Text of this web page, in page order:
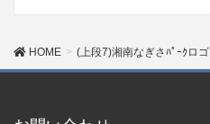
HOME (上段7)湘南なぎさﾊﾟｰｸロゴ